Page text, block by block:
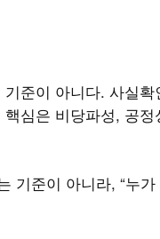
준이 아니다. 사실
심은 비당파성, 공
기준이 아니라, “누